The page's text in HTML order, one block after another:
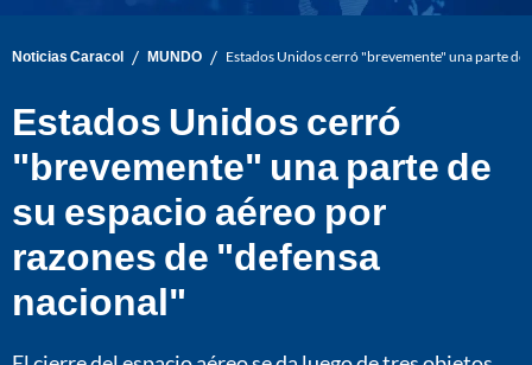
Noticias Caracol / MUNDO / Estados Unidos cerró "brevemente" una parte
Estados Unidos cerró
"brevemente" una parte de
su espacio aéreo por
razones de "defensa
nacional"